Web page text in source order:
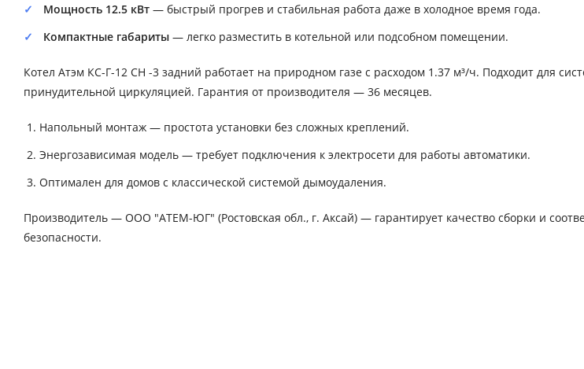
Мощность 12.5 кВт — быстрый прогрев и стабильная работа даже в холодное время года.
Компактные габариты — легко разместить в котельной или подсобном помещении.
Котел Атэм КС-Г-12 СН -3 задний работает на природном газе с расходом 1.37 м³/ч. Подходит для
принудительной циркуляцией. Гарантия от производителя — 36 месяцев.
Напольный монтаж — простота установки без сложных креплений.
Энергозависимая модель — требует подключения к электросети для работы автоматики.
Оптимален для домов с классической системой дымоудаления.
Производитель — ООО "АТЕМ-ЮГ" (Ростовская обл., г. Аксай) — гарантирует качество сборки и
безопасности.